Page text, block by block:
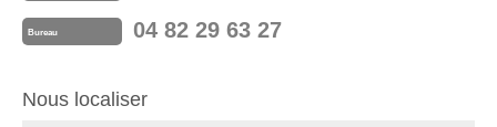
Bureau 04 82 29 63 27
Nous localiser